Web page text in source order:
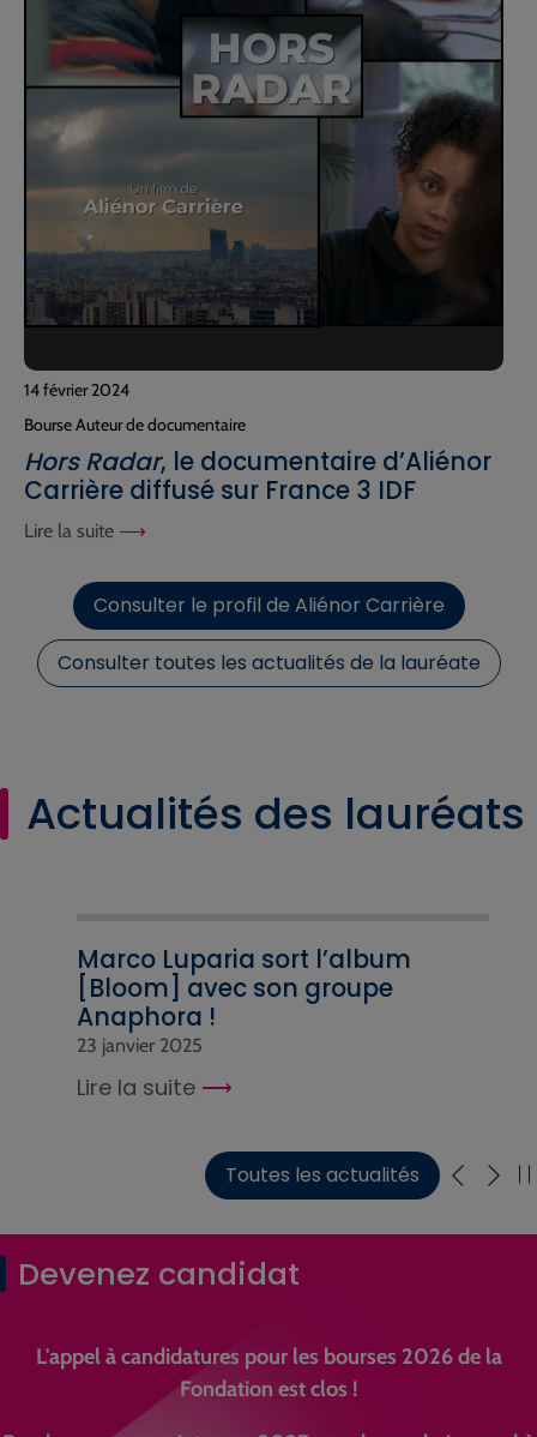
14 février 2024
Bourse Auteur de documentaire
Hors Radar, le documentaire d’Aliénor
Carrière diffusé sur France 3 IDF
Lire la suite
Consulter le profil de Aliénor Carrière
Consulter toutes les actualités de la lauréate
Actualités des lauréats
Marco Luparia sort l’album
[Bloom] avec son groupe
Anaphora !
23 janvier 2025
Lire la suite
Toutes les actualités
Devenez candidat
L'appel à candidatures pour les bourses 2026 de la
Fondation est clos !